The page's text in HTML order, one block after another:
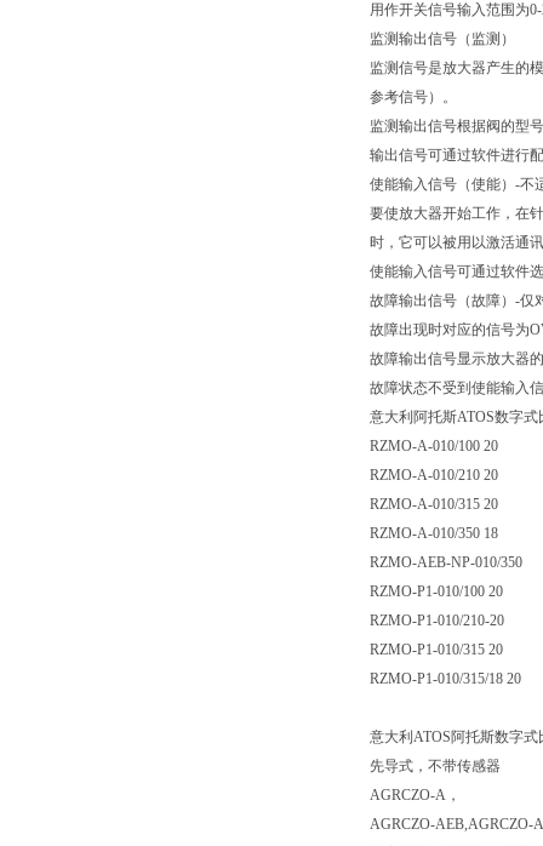
用作开关信号输入范围为
监测输出信号（监测）
监测信号是放大器产生的
参考信号）。
监测输出信号根据阀的型
输出信号可通过软件进行
使能输入信号（使能）-不
要使放大器开始工作，在
时，它可以被用以激活通
使能输入信号可通过软件
故障输出信号（故障）-仅
故障出现时对应的信号为
故障输出信号显示放大器
故障状态不受到使能输入
意大利阿托斯ATOS数字
RZMO-A-010/100 20
RZMO-A-010/210 20
RZMO-A-010/315 20
RZMO-A-010/350 18
RZMO-AEB-NP-010/350
RZMO-P1-010/100 20
RZMO-P1-010/210-20
RZMO-P1-010/315 20
RZMO-P1-010/315/18 20
意大利ATOS阿托斯数字式
先导式，不带传感器
AGRCZO-A，
AGRCZO-AEB,AGRCZO-